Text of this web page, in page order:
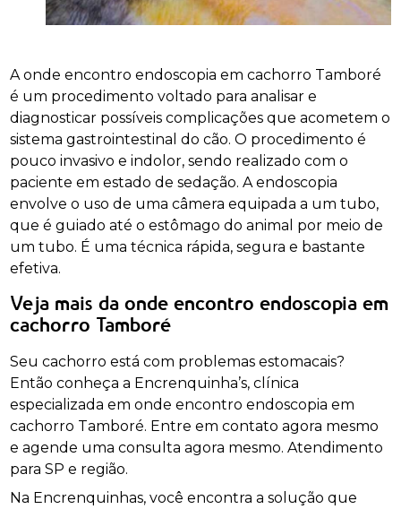
A onde encontro endoscopia em cachorro Tamboré
é um procedimento voltado para analisar e
diagnosticar possíveis complicações que acometem o
sistema gastrointestinal do cão. O procedimento é
pouco invasivo e indolor, sendo realizado com o
paciente em estado de sedação. A endoscopia
envolve o uso de uma câmera equipada a um tubo,
que é guiado até o estômago do animal por meio de
um tubo. É uma técnica rápida, segura e bastante
efetiva.
Veja mais da onde encontro endoscopia em
cachorro Tamboré
Seu cachorro está com problemas estomacais?
Então conheça a Encrenquinha’s, clínica
especializada em onde encontro endoscopia em
cachorro Tamboré. Entre em contato agora mesmo
e agende uma consulta agora mesmo. Atendimento
para SP e região.
Na Encrenquinhas, você encontra a solução que